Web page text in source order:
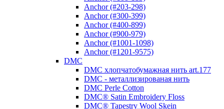
Anchor (#203-298)
Anchor (#300-399)
Anchor (#400-899)
Anchor (#900-979)
Anchor (#1001-1098)
Anchor (#1201-9575)
DMC
DMC хлопчатобумажная нить art.177
DMC - металлизированая нить
DMC Perle Cotton
DMC® Satin Embroidery Floss
DMC® Tapestry Wool Skein